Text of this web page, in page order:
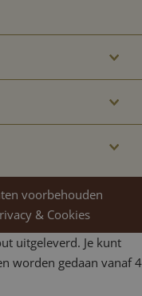
voorbehouden
& Cookies
uitgeleverd. Je kunt
worden gedaan vanaf 4